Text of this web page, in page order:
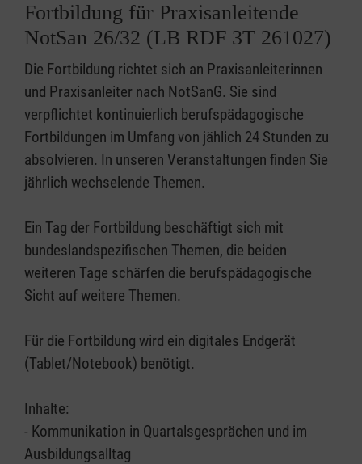
Fortbildung für Praxisanleitende
NotSan 26/32 (LB RDF 3T 261027)
Die Fortbildung richtet sich an Praxisanleiterinnen
und Praxisanleiter nach NotSanG. Sie sind
verpflichtet kontinuierlich berufspädagogische
Fortbildungen im Umfang von jählich 24 Stunden zu
absolvieren. In unseren Veranstaltungen finden Sie
jährlich wechselende Themen.
Ein Tag der Fortbildung beschäftigt sich mit
bundeslandspezifischen Themen, die beiden
weiteren Tage schärfen die berufspädagogische
Sicht auf weitere Themen.
Für die Fortbildung wird ein digitales Endgerät
(Tablet/Notebook) benötigt.
Inhalte:
- Kommunikation in Quartalsgesprächen und im
Ausbildungsalltag